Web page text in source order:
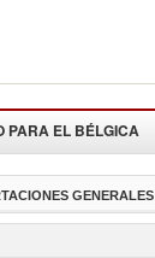
PARA EL BÉLGICA
GENERALES